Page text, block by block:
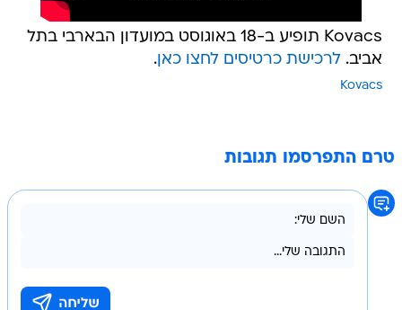
Kovacs תופיע ב-18 באוגוסט במועדון הבארבי בתל
אביב.לרכישת כרטיסים לחצו כאן.
Kovacs
טרם התפרסמו תגובות